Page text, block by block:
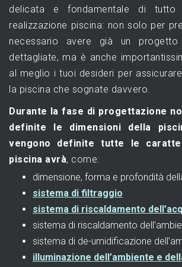
delicata e fondamentale di
realizzazione piscina: non solo per
necessario avere già un
dettagliate, ma è anche
al meglio i tuoi desideri per
la piscina che sognate davvero.
Durante la fase di progettazione
definite le dimensioni della
vengono definite tutte le
piscina avrà, come:
dimensione, forma e profondità
sistema di filtraggio
sistema di riscaldamento
sistema di riscaldamento
sistema di de-umidificazione
illuminazione dell’ambiente e